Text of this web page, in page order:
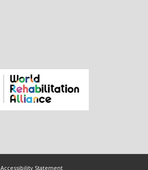
Accessibility Statement